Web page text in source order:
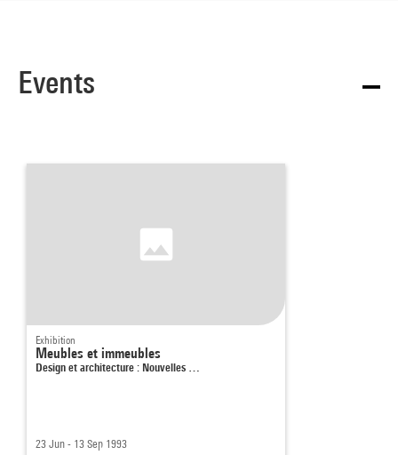
Events
Exhibition
Meubles et immeubles
Design et architecture : Nouvelles …
23 Jun - 13 Sep 1993